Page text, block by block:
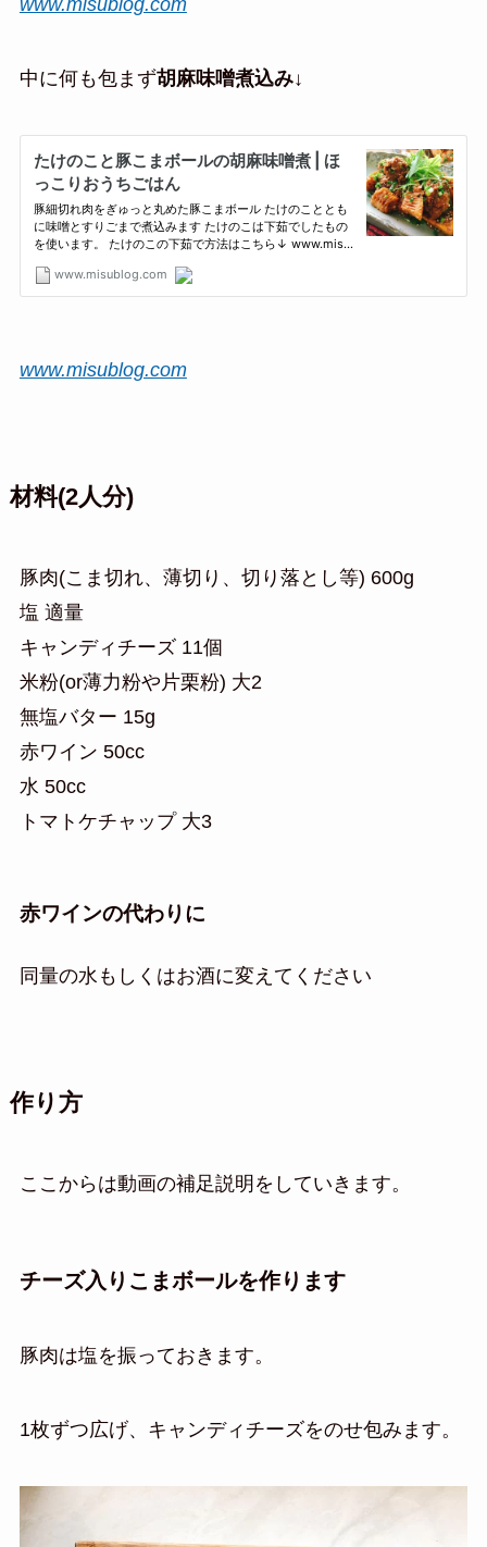
www.misublog.com
中に何も包まず胡麻味噌煮込み↓
www.misublog.com
材料(2人分)
豚肉(こま切れ、薄切り、切り落とし等) 600g
塩 適量
キャンディチーズ 11個
米粉(or薄力粉や片栗粉) 大2
無塩バター 15g
赤ワイン 50cc
水 50cc
トマトケチャップ 大3
赤ワインの代わりに
同量の水もしくはお酒に変えてください
作り方
ここからは動画の補足説明をしていきます。
チーズ入りこまボールを作ります
豚肉は塩を振っておきます。
1枚ずつ広げ、キャンディチーズをのせ包みます。